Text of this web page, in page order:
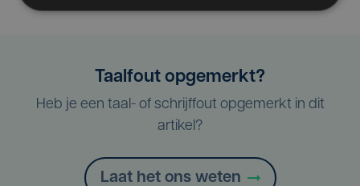
Taalfout opgemerkt?
Heb je een taal- of schrijffout opgemerkt in dit
artikel?
Laat het ons weten